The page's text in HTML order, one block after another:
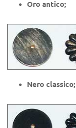
Oro antico;
Nero classico;